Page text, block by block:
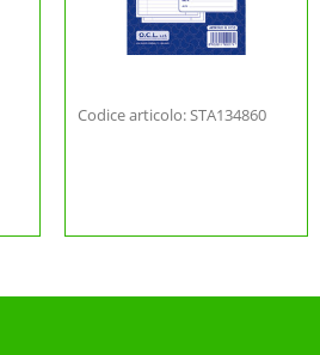
Codice articolo: STA134860